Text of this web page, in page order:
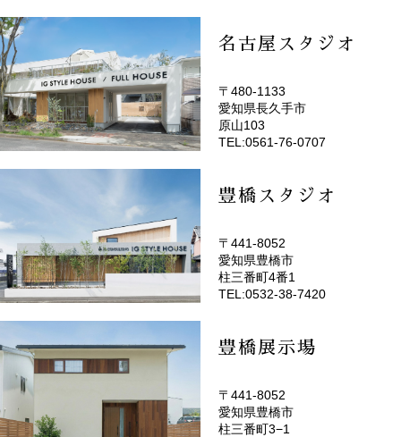
名古屋スタジオ
(EMOTOP名古屋)
〒480-1133
愛知県長久手市
原山103
TEL:0561-76-0707
豊橋スタジオ
(EMOTOP豊橋)
〒441-8052
愛知県豊橋市
柱三番町4番1
TEL:0532-38-7420
豊橋展示場
〒441-8052
愛知県豊橋市
柱三番町3−1